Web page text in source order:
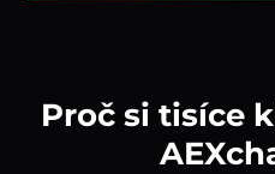
Proč si tisíce